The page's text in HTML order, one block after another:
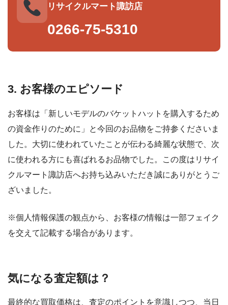
リサイクルマート諏訪店
0266-75-5310
3. お客様のエピソード
お客様は「新しいモデルのバケットハットを購入するため
の資金作りのために」と今回のお品物をご持参くださいま
した。大切に使われていたことが伝わる綺麗な状態で、次
に使われる方にも喜ばれるお品物でした。この度はリサイ
クルマート諏訪店へお持ち込みいただき誠にありがとうご
ざいました。
※個人情報保護の観点から、お客様の情報は一部フェイク
を交えて記載する場合があります。
気になる査定額は？
最終的な買取価格は、査定のポイントを意識しつつ、当日